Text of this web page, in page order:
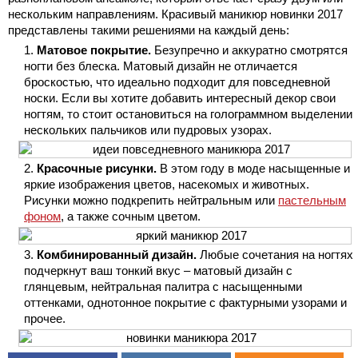
нескольким направлениям. Красивый маникюр новинки 2017
представлены такими решениями на каждый день:
Матовое покрытие. Безупречно и аккуратно смотрятся
ногти без блеска. Матовый дизайн не отличается
броскостью, что идеально подходит для повседневной
носки. Если вы хотите добавить интересный декор свои
ногтям, то стоит остановиться на голограммном выделении
нескольких пальчиков или пудровых узорах.
Красочные рисунки. В этом году в моде насыщенные и
яркие изображения цветов, насекомых и животных.
Рисунки можно подкрепить нейтральным или пастельным
фоном, а также сочным цветом.
Комбинированный дизайн. Любые сочетания на ногтях
подчеркнут ваш тонкий вкус – матовый дизайн с
глянцевым, нейтральная палитра с насыщенными
оттенками, однотонное покрытие с фактурными узорами и
прочее.